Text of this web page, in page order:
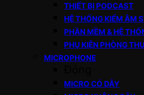
THIẾT BỊ PODCAST
HỆ THỐNG KIỂM ÂM
PHẦN MỀM & HỆ
PHỤ KIỆN PHÒNG THU
MICROPHONE
MICRO CÓ DÂY